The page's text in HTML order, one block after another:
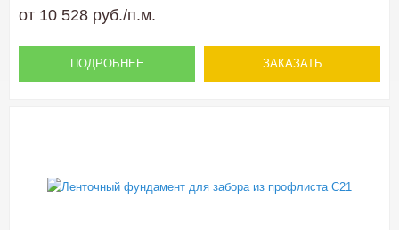
от 10 528 руб./п.м.
ПОДРОБНЕЕ ЗАКАЗАТЬ